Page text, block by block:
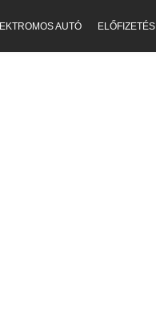
AUTÓ ELŐFIZETÉS